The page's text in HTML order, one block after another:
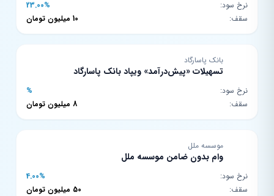
نرخ سود:
23.00%
سقف:
10 میلیون تومان
بانک پاسارگاد
تسهیلات «پیش‌درآمد» ویپاد بانک پاسارگاد
نرخ سود:
%
سقف:
8 میلیون تومان
موسسه ملل
وام بدون ضامن موسسه ملل
نرخ سود:
4.00%
سقف:
50 میلیون تومان